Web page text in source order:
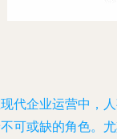
代企业运营中，
可或缺的角色。